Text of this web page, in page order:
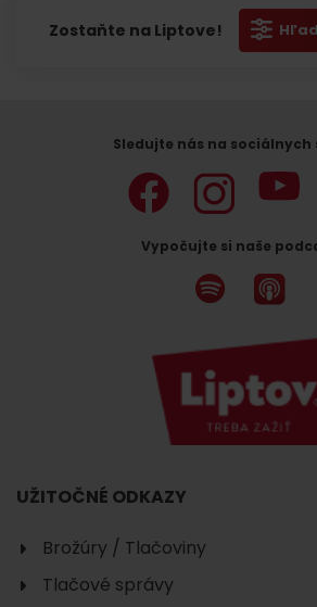
Zostaňte na Liptove!
Sledujte nás na sociálnych
Vypočujte si naše
UŽITOČNÉ ODKAZY
Brožúry / Tlačoviny
Tlačové správy